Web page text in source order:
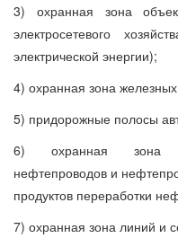
3) охранная зона
электросетевого
электрической энергии);
4) охранная зона
5) придорожные полосы
6) охранная зона
нефтепроводов и
продуктов переработки
7) охранная зона линий и